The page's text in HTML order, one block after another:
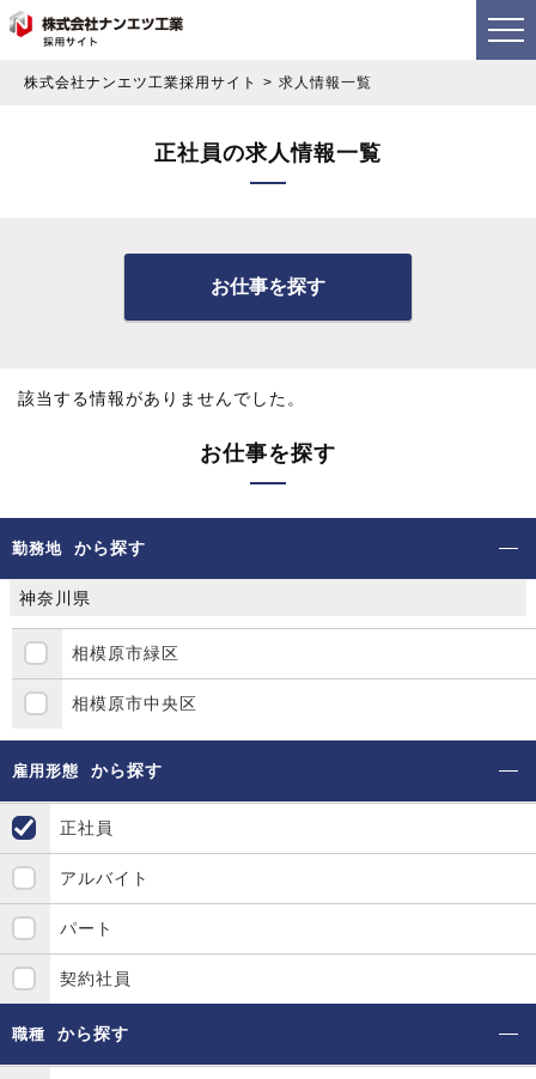
株式会社ナンエツ工業採用サイト 求人情報一覧
正社員の求人情報一覧
お仕事を探す
該当する情報がありませんでした。
お仕事を探す
勤務地 から探す
神奈川県
相模原市緑区
相模原市中央区
雇用形態 から探す
正社員
アルバイト
パート
契約社員
職種 から探す